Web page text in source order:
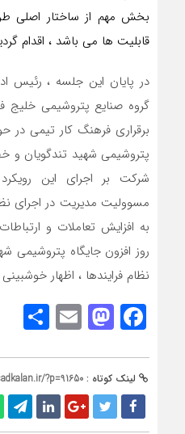
بخش مهم از ساختار اصلی
قابلیت ها می باشد ، اقدام
در پایان این جلسه ، رئیس
گروه صنایع پتروشیمی خلیج
برقراری فرهنگ کار تیمی در
پتروشیمی شهید تندگویان و
شرکت بر اجرای این
مسوولیت مدیریت در اجرای
به افزایش تعاملات و
روز افزون جایگاه پتروشیمی
نظام فرایندها ، اظهار
Facebook
Email
لینک کوتاه : ?p=91650